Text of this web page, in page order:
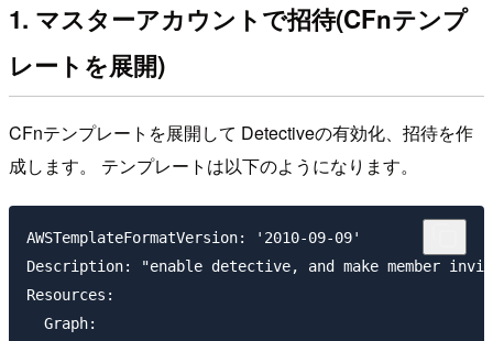
1. マスターアカウントで招待(CFnテンプ
レートを展開)
CFnテンプレートを展開して Detectiveの有効化、招待を作
成します。 テンプレートは以下のようになります。
AWSTemplateFormatVersion: '2010-09-09'
Description: "enable detective, and make member
Resources:
  Graph: